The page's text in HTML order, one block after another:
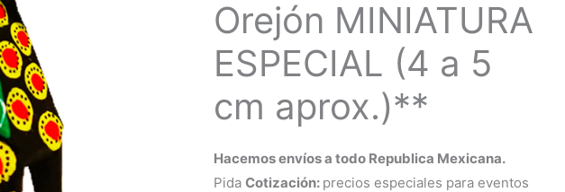
Orejón MINIATURA
ESPECIAL (4 a 5
cm aprox.)**
Hacemos envíos a todo Republica Mexicana.
Pida Cotización: precios especiales para eventos